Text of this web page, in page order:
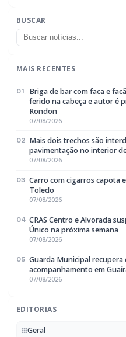
BUSCAR
MAIS RECENTES
01
Briga de bar com faca e
ferido na cabeça e autor é
Rondon
07/08/2026
02 Mais dois trechos são
pavimentação no interior
07/08/2026
03 Carro com cigarros capota
Toledo
07/08/2026
04 CRAS Centro e Alvorada
Único na próxima semana
07/08/2026
05 Guarda Municipal
acompanhamento em
07/08/2026
EDITORIAS
Geral